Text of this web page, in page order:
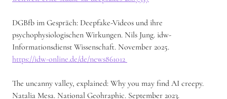
DGBfb im Gespräch: Deepfake-Videos und ihre
psychophysiologischen Wirkungen. Nils Jung. idw-
Informationsdienst Wissenschaft. November 2025.
https://idw-online.de/de/news861012
The uncanny valley, explained: Why you may find AI creepy.
Natalia Mesa. National Geohraphic. September 2023.